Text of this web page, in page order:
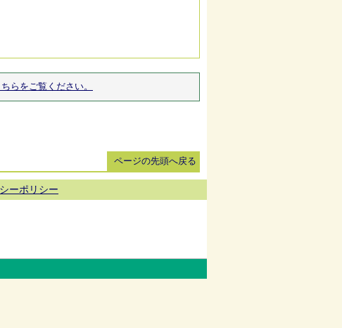
らをご覧ください。
ページの先頭へ戻る
ーポリシー